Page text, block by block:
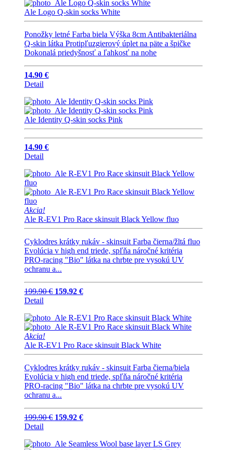
Ale Logo Q-skin socks White
Ponožky letné Farba biela Výška 8cm Antibakteriálna
Q-skin látka Protipľuzgierový úplet na päte a špičke
Dokonalá priedyšnosť a ľahkosť na nohe
14.90 €
Detail
Ale Identity Q-skin socks Pink
14.90 €
Detail
Akcia!
Ale R-EV1 Pro Race skinsuit Black Yellow fluo
Cyklodres krátky rukáv - skinsuit Farba čierna/žltá fluo
Evolúcia v high end triede, spľňa náročné kritéria
PRO-racing "Bio" látka na chrbte pre vysokú UV
ochranu a...
199.90 € 159.92 €
Detail
Akcia!
Ale R-EV1 Pro Race skinsuit Black White
Cyklodres krátky rukáv - skinsuit Farba čierna/biela
Evolúcia v high end triede, spľňa náročné kritéria
PRO-racing "Bio" látka na chrbte pre vysokú UV
ochranu a...
199.90 € 159.92 €
Detail